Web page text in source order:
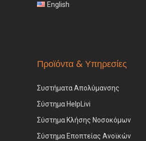
English
Προϊόντα & Υπηρεσίες
Συστήματα Απολύμανσης
Σύστημα HelpLivi
Σύστημα Κλήσης Νοσοκόμων
Σύστημα Εποπτείας Ανοϊκών